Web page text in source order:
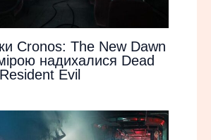
Cronos: The New Dawn
надихалися Dead
Evil